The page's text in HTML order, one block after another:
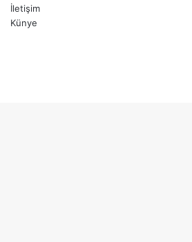
İletişim
Künye